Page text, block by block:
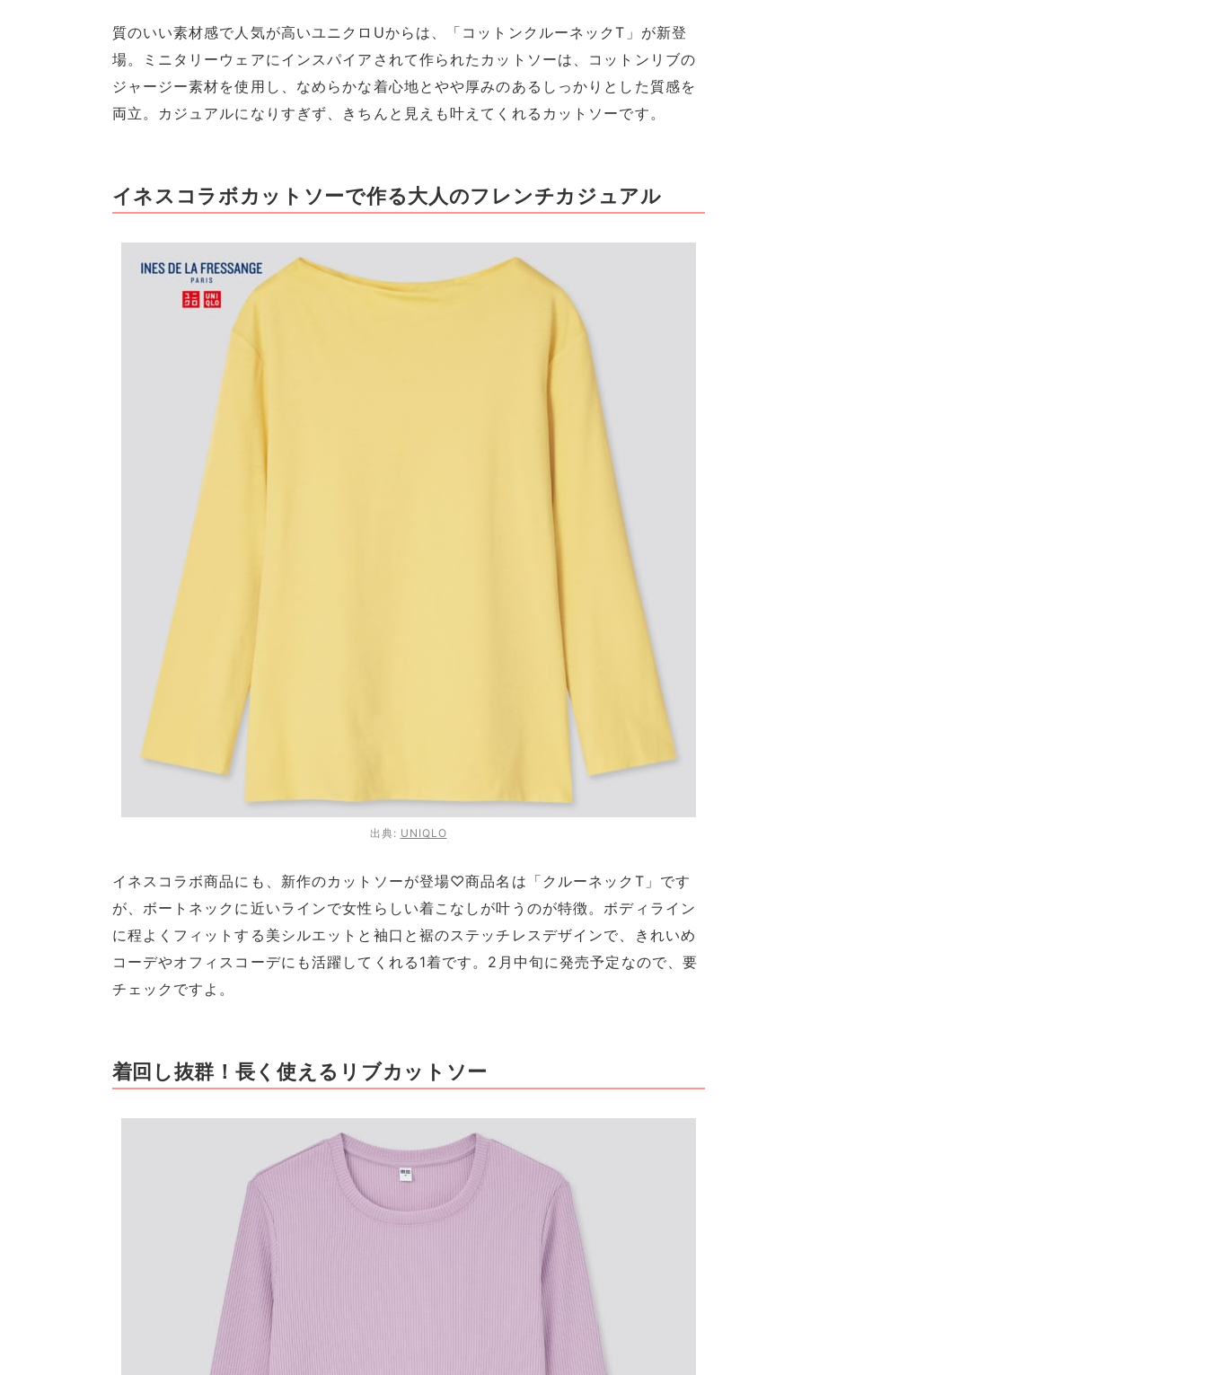
質のいい素材感で人気が高いユニクロUからは、「コットンクルーネックT」が新登
場。ミニタリーウェアにインスパイアされて作られたカットソーは、コットンリブの
ジャージー素材を使用し、なめらかな着心地とやや厚みのあるしっかりとした質感を
両立。カジュアルになりすぎず、きちんと見えも叶えてくれるカットソーです。
イネスコラボカットソーで作る大人のフレンチカジュアル
出典: UNIQLO
イネスコラボ商品にも、新作のカットソーが登場♡商品名は「クルーネックT」です
が、ボートネックに近いラインで女性らしい着こなしが叶うのが特徴。ボディライン
に程よくフィットする美シルエットと袖口と裾のステッチレスデザインで、きれいめ
コーデやオフィスコーデにも活躍してくれる1着です。2月中旬に発売予定なので、要
チェックですよ。
着回し抜群！長く使えるリブカットソー